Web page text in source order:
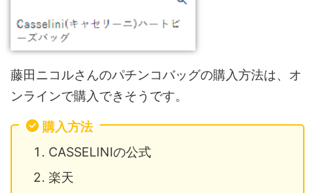
藤田ニコルさんのパチンコバッグの購入方法は、オ
ンラインで購入できそうです。
購入方法
CASSELINIの公式
楽天